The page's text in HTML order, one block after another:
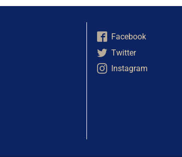
Facebook
Twitter
Instagram